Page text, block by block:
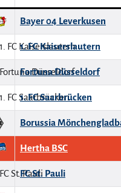
Bayer 04 Leverkusen
1. FC Kaiserslautern
Fortuna Düsseldorf
1. FC Saarbrücken
Borussia
Hertha BSC
FC St. Pauli